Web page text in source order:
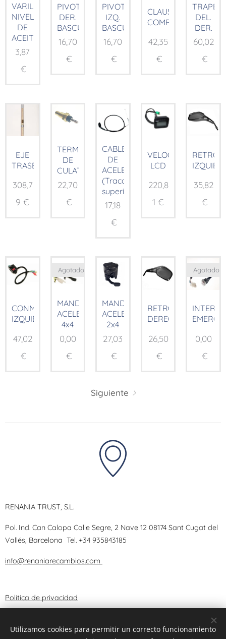
VARILLA
NIVEL
DE
ACEITE
3,87
€
PIVOTE
DER.
BASCULANTE
16,70
€
PIVOTE
IZQ.
BASCULANTE
16,70
€
CLAUSOR
COMP.
42,35
€
DEL.
DER.
60,02
€
EJE
TRASERO
308,7
9 €
TERMOCONTACTO
DE
CULATA
22,70
€
CABLE
DE
ACELERADOR
(Tracción
superior)
17,18
€
VELOCÍMETRO
LCD
220,8
1 €
35,82
€
CONMUTADOR
IZQUIERDO
47,02
€
MANDO
ACELERADOR
4x4
Agotado
0,00
€
MANDO
ACELERADOR
2x4
27,03
€
RETROVISOR
DERECHO
26,50
€
Agotado
0,00
€
Siguiente
RENANIA TRUST, S.L.
Pol. Ind. Can Calopa Calle Segre, 2 Nave 12 08174 Sant Cugat del
Vallés, Barcelona Tel. +34 935843185
info@renaniarecambios.com
Política de privacidad
Términos y Condiciones
Utilizamos cookies para permitir un correcto funcionamiento